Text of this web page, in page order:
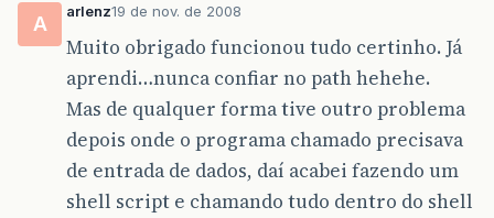
A
arlenz19 de nov. de 2008
Muito obrigado funcionou tudo certinho. Já
aprendi…nunca confiar no path hehehe.
Mas de qualquer forma tive outro problema
depois onde o programa chamado precisava
de entrada de dados, daí acabei fazendo um
shell script e chamando tudo dentro do shell